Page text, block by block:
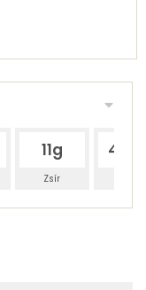
11g
Zsír